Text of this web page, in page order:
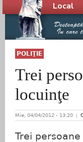
POLIŢIE
Trei
locuinţe
Mie, 04/04/2012 - 13:20
Trei
Local